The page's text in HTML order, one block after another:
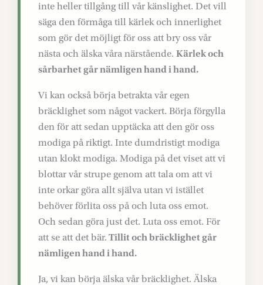
inte heller tillgång till vår känslighet. Det vill
säga den förmåga till kärlek och innerlighet
som gör det möjligt för oss att bry oss vår
nästa och älska våra närstående. Kärlek och
sårbarhet går nämligen hand i hand.
Vi kan också börja betrakta vår egen
bräcklighet som något vackert. Börja förgylla
den för att sedan upptäcka att den gör oss
modiga på riktigt. Inte dumdristigt modiga
utan klokt modiga. Modiga på det viset att vi
blottar vår strupe genom att tala om att vi
inte orkar göra allt själva utan vi istället
behöver förlita oss på och luta oss emot.
Och sedan göra just det. Luta oss emot. För
att se att det bär. Tillit och bräcklighet går
nämligen hand i hand.
Ja, vi kan börja älska vår bräcklighet. Älska